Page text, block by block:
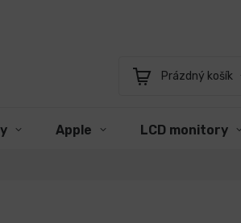
Nákupní
Prázdný košík
Apple LCD monitory